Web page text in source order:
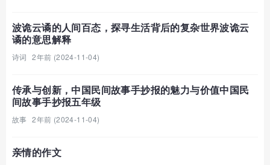
波诡云谲的人间百态，探寻生活背后的复杂世界波诡云
谲的意思解释
诗词 2年前 (2024-11-04)
传承与创新，中国民间故事手抄报的魅力与价值中国民
间故事手抄报五年级
故事 2年前 (2024-11-04)
亲情的作文